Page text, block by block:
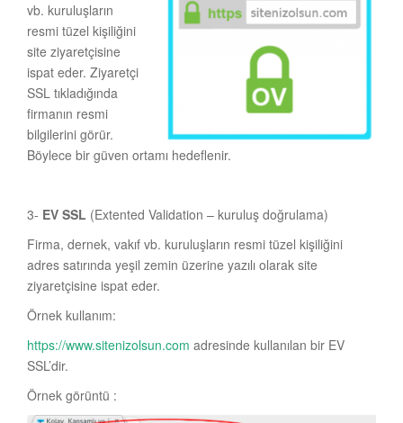
vb. kuruluşların
resmi tüzel kişiliğini
site ziyaretçisine
ispat eder. Ziyaretçi
SSL tıkladığında
firmanın resmi
bilgilerini görür.
Böylece bir güven ortamı hedeflenir.
3- EV SSL (Extented Validation – kuruluş doğrulama)
Firma, dernek, vakıf vb. kuruluşların resmi tüzel kişiliğini
adres satırında yeşil zemin üzerine yazılı olarak site
ziyaretçisine ispat eder.
Örnek kullanım:
https://www.sitenizolsun.com adresinde kullanılan bir EV
SSL’dir.
Örnek görüntü :